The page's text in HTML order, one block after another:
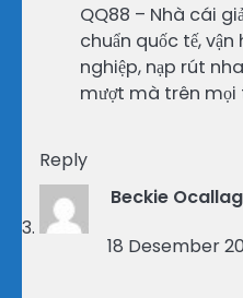
QQ88 – Nhà cái
chuẩn quốc tế,
nghiệp, nạp rút
mượt mà trên mọi
Reply
Beckie
18 Desember